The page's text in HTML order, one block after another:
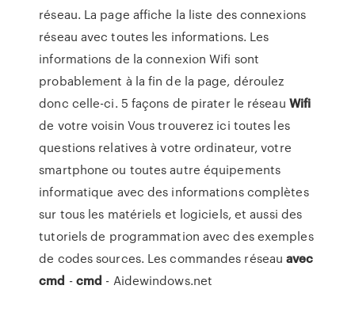
réseau. La page affiche la liste des connexions
réseau avec toutes les informations. Les
informations de la connexion Wifi sont
probablement à la fin de la page, déroulez
donc celle-ci. 5 façons de pirater le réseau Wifi
de votre voisin Vous trouverez ici toutes les
questions relatives à votre ordinateur, votre
smartphone ou toutes autre équipements
informatique avec des informations complètes
sur tous les matériels et logiciels, et aussi des
tutoriels de programmation avec des exemples
de codes sources. Les commandes réseauavec
cmd -cmd - Aidewindows.net